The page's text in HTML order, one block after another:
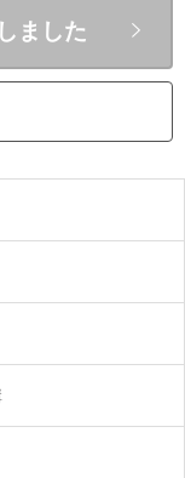
ました